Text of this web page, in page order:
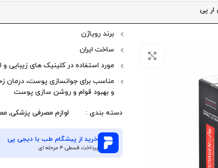
پی
برند رویاژن
ساخت ایران
مورد استفاده در کلینیک های زیبایی و
مناسب برای جوانسازی پوست، درمان
و بهبود قوام و روشن سازی پوست
دسته بندی : لوازم مصرفی پزشکی,
خرید از پیشگام طب با دیجی پی
پرداخت قسطی ۴ مرحله ای